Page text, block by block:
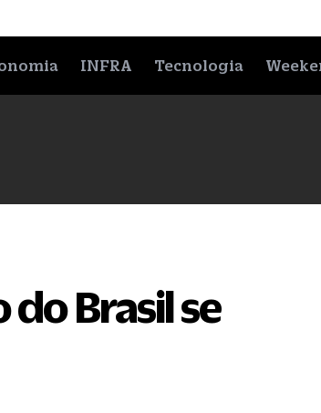
INFRA Tecnologia
Brasil se